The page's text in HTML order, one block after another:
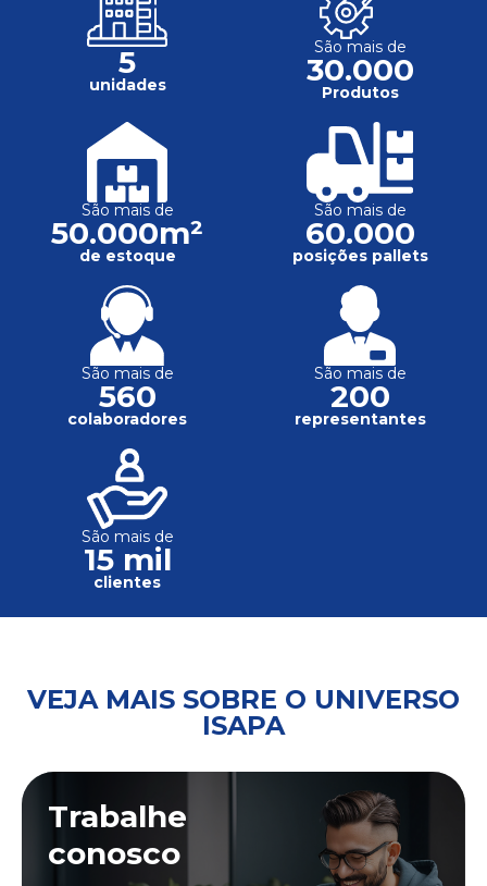
5
unidades
São mais de
30.000
Produtos
São mais de
50.000m²
de estoque
São mais de
60.000
posições pallets
São mais de
560
colaboradores
São mais de
200
representantes
São mais de
15 mil
clientes
VEJA MAIS SOBRE O UNIVERSO
ISAPA
Trabalhe
conosco